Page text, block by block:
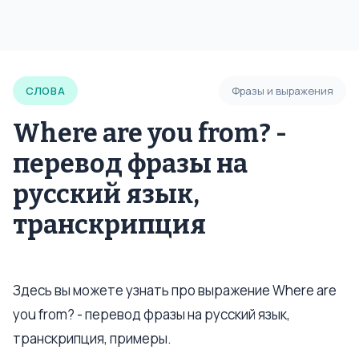
СЛОВА Фразы и выражения
Where are you from? -
перевод фразы на
русский язык,
транскрипция
Здесь вы можете узнать про выражение Where are
you from? - перевод фразы на русский язык,
транскрипция, примеры.